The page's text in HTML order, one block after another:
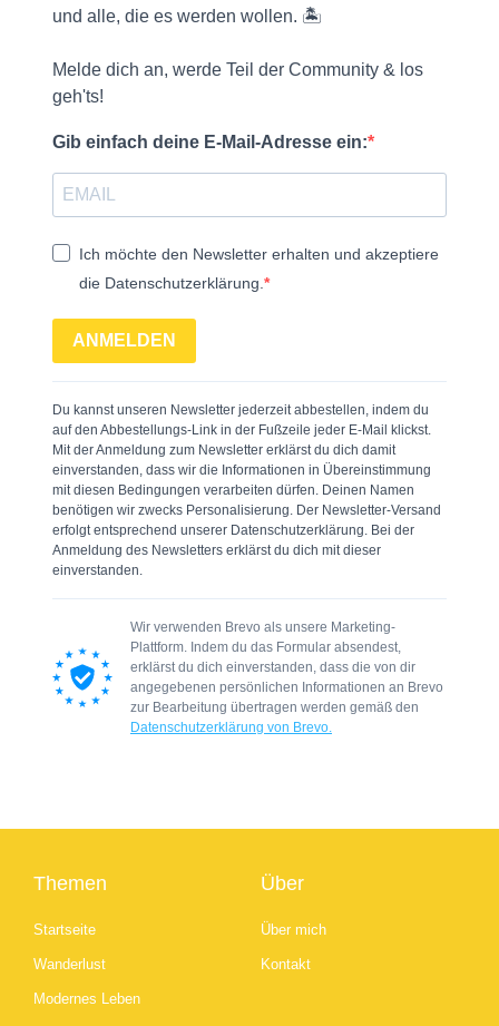
und alle, die es werden wollen. 🏝️
Melde dich an, werde Teil der Community & los
geh'ts!
Gib einfach deine E-Mail-Adresse ein:
Ich möchte den Newsletter erhalten und akzeptiere
die Datenschutzerklärung.
ANMELDEN
Du kannst unseren Newsletter jederzeit abbestellen, indem du
auf den Abbestellungs-Link in der Fußzeile jeder E-Mail klickst.
Mit der Anmeldung zum Newsletter erklärst du dich damit
einverstanden, dass wir die Informationen in Übereinstimmung
mit diesen Bedingungen verarbeiten dürfen. Deinen Namen
benötigen wir zwecks Personalisierung. Der Newsletter-Versand
erfolgt entsprechend unserer Datenschutzerklärung. Bei der
Anmeldung des Newsletters erklärst du dich mit dieser
einverstanden.
Wir verwenden Brevo als unsere Marketing-
Plattform. Indem du das Formular absendest,
erklärst du dich einverstanden, dass die von dir
angegebenen persönlichen Informationen an Brevo
zur Bearbeitung übertragen werden gemäß den
Datenschutzerklärung von Brevo.
Themen
Startseite
Wanderlust
Modernes Leben
Über
Über mich
Kontakt